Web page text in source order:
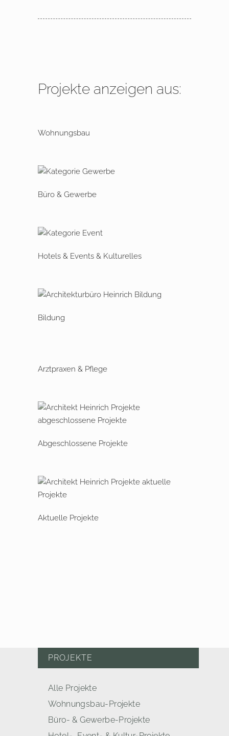
Projekte anzeigen aus:
Wohnungsbau
Büro & Gewerbe
Hotels & Events & Kulturelles
Bildung
Arztpraxen & Pflege
Abgeschlossene Projekte
Aktuelle Projekte
PROJEKTE
Alle Projekte
Wohnungsbau-Projekte
Büro- & Gewerbe-Projekte